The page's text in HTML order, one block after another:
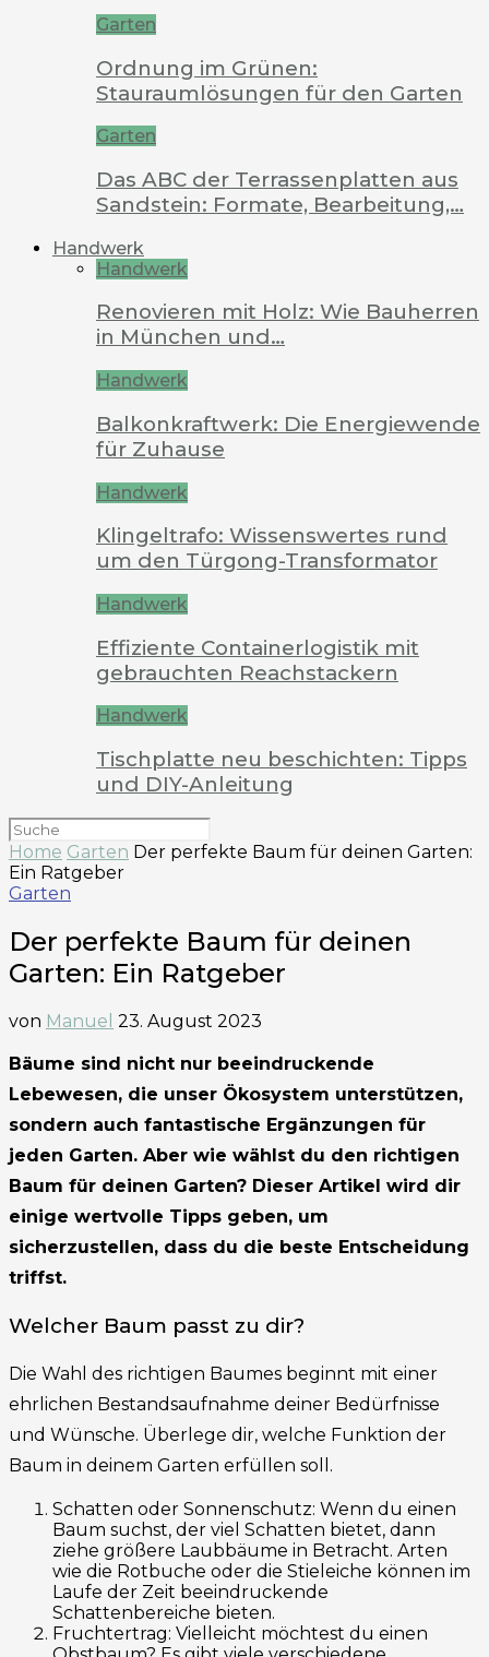
Garten
Ordnung im Grünen:
Stauraumlösungen für den Garten
Garten
Das ABC der Terrassenplatten aus
Sandstein: Formate, Bearbeitung,…
Handwerk
Handwerk
Renovieren mit Holz: Wie Bauherren
in München und…
Handwerk
Balkonkraftwerk: Die Energiewende
für Zuhause
Handwerk
Klingeltrafo: Wissenswertes rund
um den Türgong-Transformator
Handwerk
Effiziente Containerlogistik mit
gebrauchten Reachstackern
Handwerk
Tischplatte neu beschichten: Tipps
und DIY-Anleitung
Home Garten Der perfekte Baum für deinen Garten:
Ein Ratgeber
Garten
Der perfekte Baum für deinen
Garten: Ein Ratgeber
von Manuel 23. August 2023
Bäume sind nicht nur beeindruckende
Lebewesen, die unser Ökosystem unterstützen,
sondern auch fantastische Ergänzungen für
jeden Garten. Aber wie wählst du den richtigen
Baum für deinen Garten? Dieser Artikel wird dir
einige wertvolle Tipps geben, um
sicherzustellen, dass du die beste Entscheidung
triffst.
Welcher Baum passt zu dir?
Die Wahl des richtigen Baumes beginnt mit einer
ehrlichen Bestandsaufnahme deiner Bedürfnisse
und Wünsche. Überlege dir, welche Funktion der
Baum in deinem Garten erfüllen soll.
Schatten oder Sonnenschutz: Wenn du einen
Baum suchst, der viel Schatten bietet, dann
ziehe größere Laubbäume in Betracht. Arten
wie die Rotbuche oder die Stieleiche können im
Laufe der Zeit beeindruckende
Schattenbereiche bieten.
Fruchtertrag: Vielleicht möchtest du einen